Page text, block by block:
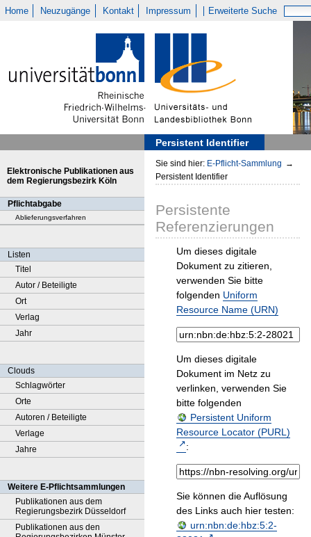
Home Neuzugänge Kontakt Impressum Erweiterte Suche
Persistent Identifier
Elektronische Publikationen aus
dem Regierungsbezirk Köln
Pflichtabgabe
Ablieferungsverfahren
Listen
Titel
Autor / Beteiligte
Ort
Verlag
Jahr
Clouds
Schlagwörter
Orte
Autoren / Beteiligte
Verlage
Jahre
Weitere E-Pflichtsammlungen
Publikationen aus dem
Regierungsbezirk Düsseldorf
Publikationen aus den
Sie sind hier: E-Pflicht-Sammlung →
Persistent Identifier
Persistente
Referenzierungen
Um dieses digitale
Dokument zu zitieren,
verwenden Sie bitte
folgenden Uniform
Resource Name (URN)
Um dieses digitale
Dokument im Netz zu
verlinken, verwenden Sie
bitte folgenden
Persistent Uniform
Resource Locator (PURL)
:
Sie können die Auflösung
des Links auch hier testen:
urn:nbn:de:hbz:5:2-